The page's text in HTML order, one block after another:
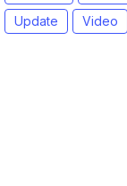
Update Video